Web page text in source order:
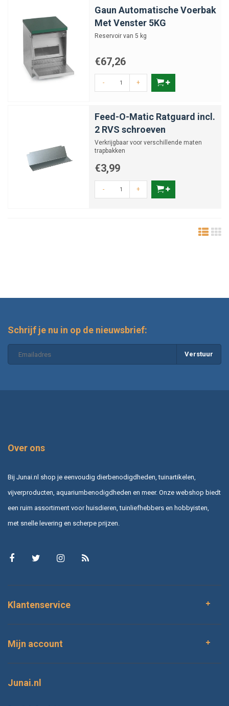
hygiënischer en kostenefficiënter. Ontdek het ruime aanbod trapbakken
en voersystemen bij Junai.nlen geef jouw pluimvee de beste zorg,
elke dag opnieuw.
Gaun Automatische Voerbak
Met Venster 5KG
Reservoir van 5 kg
€67,26
- +
Feed-O-Matic Ratguard incl.
2 RVS schroeven
Verkrijgbaar voor verschillende maten
trapbakken
€3,99
- +
Schrijf je nu in op de nieuwsbrief:
Verstuur
Over ons
Bij Junai.nl shop je eenvoudig dierbenodigdheden, tuinartikelen,
vijverproducten, aquariumbenodigdheden en meer. Onze webshop biedt
een ruim assortiment voor huisdieren, tuinliefhebbers en hobbyisten,
met snelle levering en scherpe prijzen.
Klantenservice
Mijn account
Junai.nl